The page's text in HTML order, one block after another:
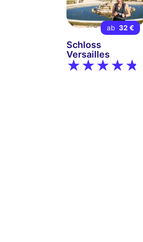
ab 32 €
Schloss
Versailles